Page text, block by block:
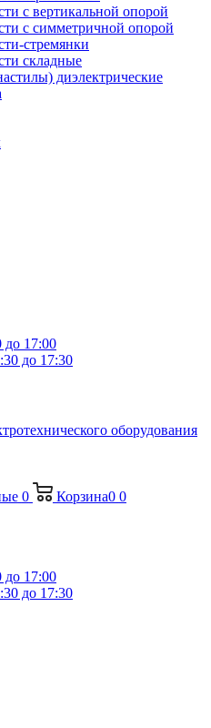
с вертикальной опорой
с симметричной опорой
стремянки
складные
диэлектрические
до 17:00
до 17:30
0 Корзина0 0
до 17:00
до 17:30